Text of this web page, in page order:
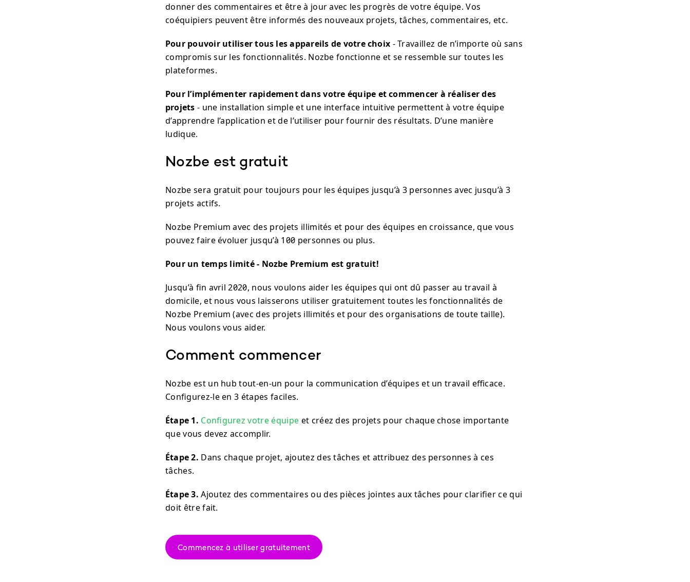
donner des commentaires et être à jour avec les progrès de votre équipe. Vos
coéquipiers peuvent être informés des nouveaux projets, tâches, commentaires, etc.
Pour pouvoir utiliser tous les appareils de votre choix - Travaillez de n’importe où sans
compromis sur les fonctionnalités. Nozbe fonctionne et se ressemble sur toutes les
plateformes.
Pour l’implémenter rapidement dans votre équipe et commencer à réaliser des
projets - une installation simple et une interface intuitive permettent à votre équipe
d’apprendre l’application et de l’utiliser pour fournir des résultats. D’une manière
ludique.
Nozbe est gratuit
Nozbe sera gratuit pour toujours pour les équipes jusqu’à 3 personnes avec jusqu’à 3
projets actifs.
Nozbe Premium avec des projets illimités et pour des équipes en croissance, que vous
pouvez faire évoluer jusqu’à 100 personnes ou plus.
Pour un temps limité - Nozbe Premium est gratuit!
Jusqu’à fin avril 2020, nous voulons aider les équipes qui ont dû passer au travail à
domicile, et nous vous laisserons utiliser gratuitement toutes les fonctionnalités de
Nozbe Premium (avec des projets illimités et pour des organisations de toute taille).
Nous voulons vous aider.
Comment commencer
Nozbe est un hub tout-en-un pour la communication d’équipes et un travail efficace.
Configurez-le en 3 étapes faciles.
Étape 1. Configurez votre équipe et créez des projets pour chaque chose importante
que vous devez accomplir.
Étape 2. Dans chaque projet, ajoutez des tâches et attribuez des personnes à ces
tâches.
Étape 3. Ajoutez des commentaires ou des pièces jointes aux tâches pour clarifier ce qui
doit être fait.
Commencez à utiliser gratuitement